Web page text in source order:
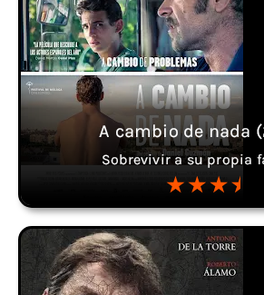
A cambio de nada
Sobrevivir a su propia